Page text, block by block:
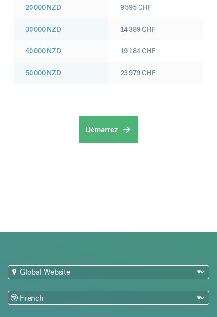
20 000 NZD
30 000 NZD
40 000 NZD
50 000 NZD
9 595CHF
14 389CHF
19 184CHF
23 979CHF
Démarrez